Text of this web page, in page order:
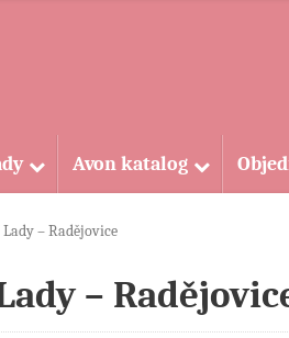
Avon katalog
– Radějovice
–